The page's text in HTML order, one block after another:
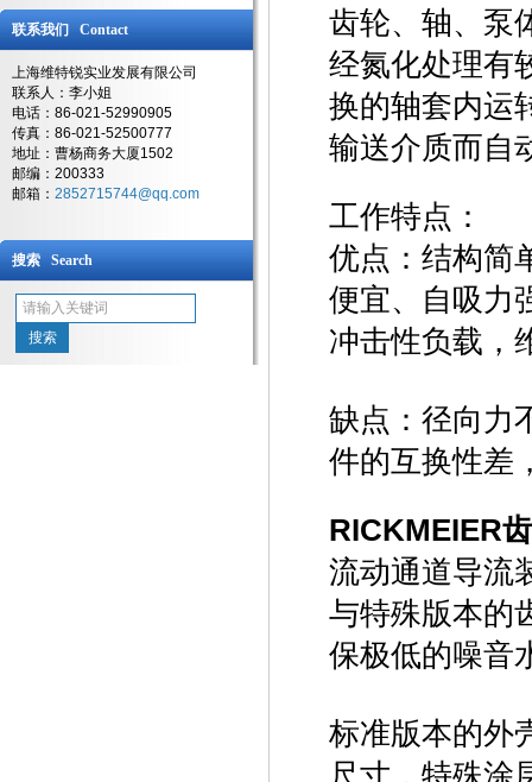
联系我们 Contact
上海维特锐实业发展有限公司
联系人：李小姐
电话：86-021-52990905
传真：86-021-52500777
地址：曹杨商务大厦1502
邮编：200333
邮箱： 2852715744@qq.com
搜索 Search
齿轮、轴、泵
经氮化处理有
换的轴套内运
输送介质而自
工作特点：
优点：结构简
便宜、自吸力
冲击性负载，
缺点：径向力
件的互换性差
RICKMEIER
流动通道导流
与特殊版本的
保极低的噪音
标准版本的外
尺寸，特殊涂